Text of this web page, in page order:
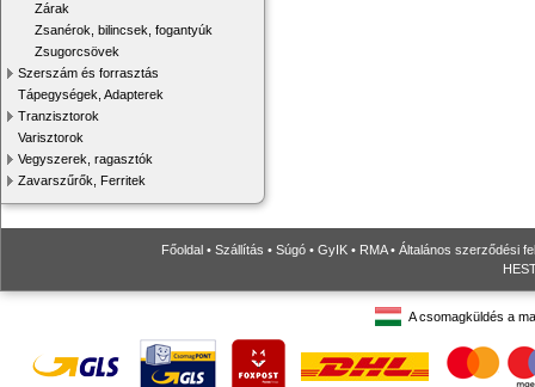
Zárak
Zsanérok, bilincsek, fogantyúk
Zsugorcsövek
Szerszám és forrasztás
Tápegységek, Adapterek
Tranzisztorok
Varisztorok
Vegyszerek, ragasztók
Zavarszűrők, Ferritek
Főoldal • Szállítás • Súgó • GyIK • RMA• Általános szerződési
A csomagküldés a